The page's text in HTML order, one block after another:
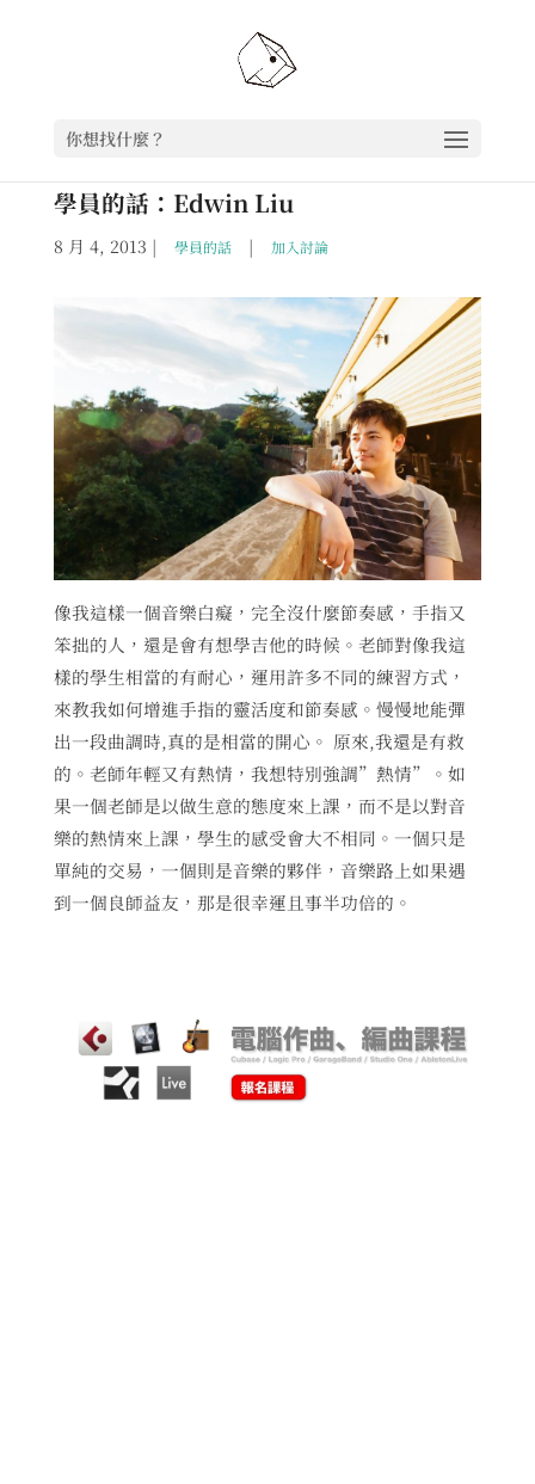
你想找什麼？
學員的話：Edwin Liu
8 月 4, 2013 | 學員的話 | 加入討論
像我這樣一個音樂白癡，完全沒什麼節奏感，手指又
笨拙的人，還是會有想學吉他的時候。老師對像我這
樣的學生相當的有耐心，運用許多不同的練習方式，
來教我如何增進手指的靈活度和節奏感。慢慢地能彈
出一段曲調時,真的是相當的開心。 原來,我還是有救
的。老師年輕又有熱情，我想特別強調”熱情”。如
果一個老師是以做生意的態度來上課，而不是以對音
樂的熱情來上課，學生的感受會大不相同。一個只是
單純的交易，一個則是音樂的夥伴，音樂路上如果遇
到一個良師益友，那是很幸運且事半功倍的。